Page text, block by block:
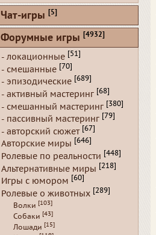
Чат-игры [5]
Форумные игры [4932]
- локационные [51]
- смешанные [70]
- эпизодические [689]
- активный мастеринг [68]
- смешанный мастеринг [380]
- пассивный мастеринг [79]
- авторский сюжет [67]
Авторские миры [646]
Ролевые по реальности [448]
Альтернативные миры [218]
Игры с юмором [60]
Ролевые о животных [289]
Волки [103]
Собаки [43]
Лошади [15]